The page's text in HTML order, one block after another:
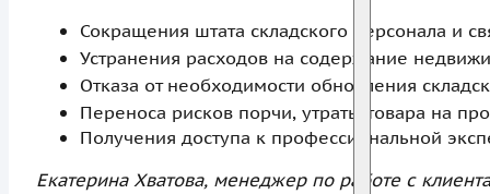
Сокращения штата складского персонала и
Устранения расходов на содержание
Отказа от необходимости обновления
Переноса рисков порчи, утраты товара на
Получения доступа к профессиональной
Екатерина Хватова, менеджер по работе с